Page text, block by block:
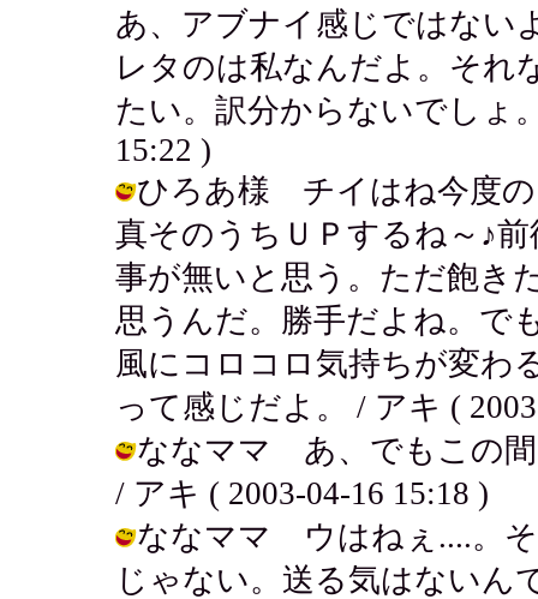
あ、アブナイ感じではない
レタのは私なんだよ。それ
たい。訳分からないでしょ
15:22 )
ひろあ様 チイはね今度の
真そのうちＵＰするね～♪
事が無いと思う。ただ飽き
思うんだ。勝手だよね。で
風にコロコロ気持ちが変わ
って感じだよ。 / アキ (
ななママ あ、でもこの間
/ アキ ( 2003-04-16 15:18 )
ななママ ウはねぇ....。
じゃない。送る気はないん